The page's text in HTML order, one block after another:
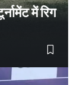
में रिग